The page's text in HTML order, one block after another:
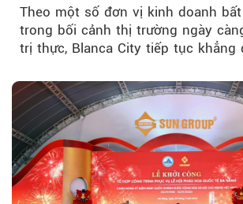
Theo một số đơn vị kinh doanh
trong bối cảnh thị trường ngày
trị thực, Blanca City tiếp tục khẳng